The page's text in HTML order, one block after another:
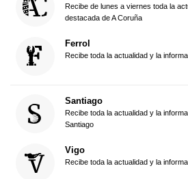
Recibe de lunes a viernes toda la
destacada de A Coruña
Ferrol
Recibe toda la actualidad y la
Santiago
Recibe toda la actualidad y la
Santiago
Vigo
Recibe toda la actualidad y la